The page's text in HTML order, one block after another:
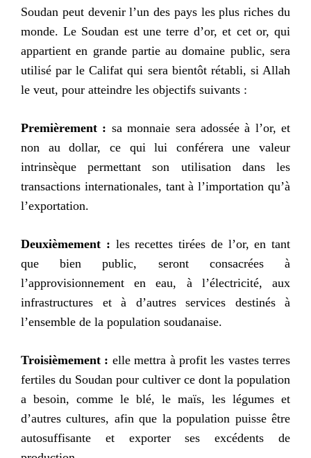
Soudan peut devenir l’un des pays les plus riches du
monde. Le Soudan est une terre d’or, et cet or, qui
appartient en grande partie au domaine public, sera
utilisé par le Califat qui sera bientôt rétabli, si Allah
le veut, pour atteindre les objectifs suivants :
Premièrement : sa monnaie sera adossée à l’or, et
non au dollar, ce qui lui conférera une valeur
intrinsèque permettant son utilisation dans les
transactions internationales, tant à l’importation qu’à
l’exportation.
Deuxièmement : les recettes tirées de l’or, en tant
que bien public, seront consacrées à
l’approvisionnement en eau, à l’électricité, aux
infrastructures et à d’autres services destinés à
l’ensemble de la population soudanaise.
Troisièmement : elle mettra à profit les vastes terres
fertiles du Soudan pour cultiver ce dont la population
a besoin, comme le blé, le maïs, les légumes et
d’autres cultures, afin que la population puisse être
autosuffisante et exporter ses excédents de